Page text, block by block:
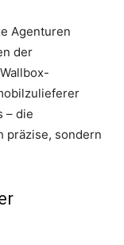
Agenturen
der
– die
präzise, sondern